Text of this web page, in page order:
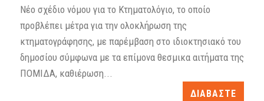
Νέο σχέδιο νόμου για το Κτηματολόγιο, το οποίο
προβλέπει μέτρα για την ολοκλήρωση της
κτηματογράφησης, με παρέμβαση στο ιδιοκτησιακό του
δημοσίου σύμφωνα με τα επίμονα θεσμικα αιτήματα της
ΠΟΜΙΔΑ, καθιέρωση...
ΔΙΑΒΑΣΤΕ